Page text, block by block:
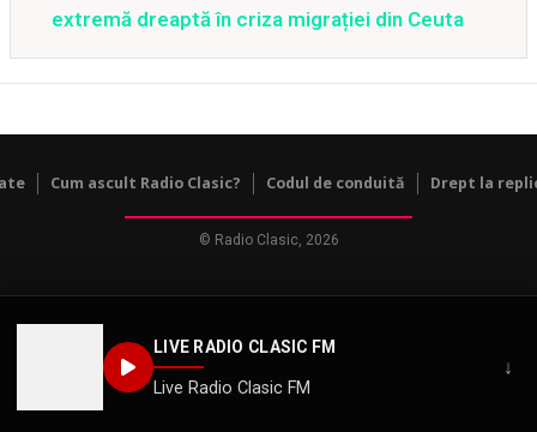
LIVE RADIO CLASIC FM
Live Radio Clasic FM
↓
extremă dreaptă în criza migrației din Ceuta
Cum ascult Radio Clasic? Codul de conduită Drept la
© Radio Clasic, 2026